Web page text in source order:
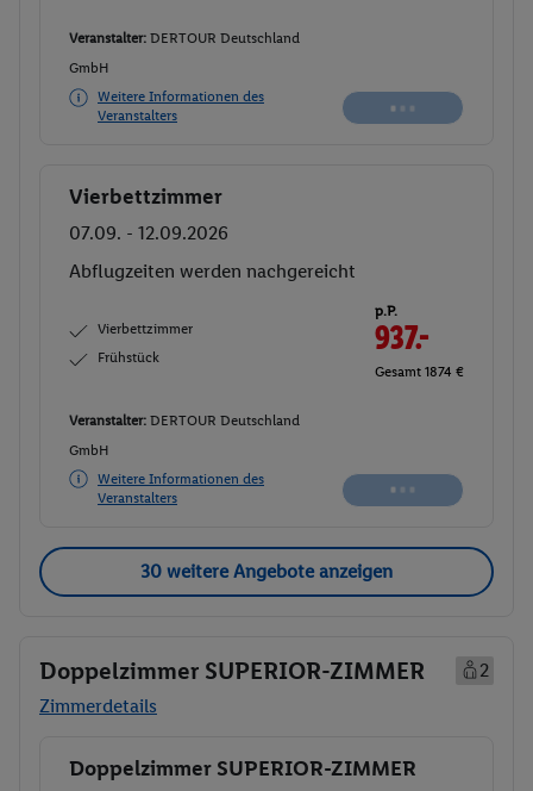
Veranstalter: DERTOUR Deutschland
GmbH
Weitere Informationen des
Veranstalters
Buchen
Vierbettzimmer
07.09. - 12.09.2026
Abflugzeiten werden nachgereicht
Vierbettzimmer
Frühstück
p.P.
937.-
Gesamt 1874 €
Veranstalter: DERTOUR Deutschland
GmbH
Weitere Informationen des
Veranstalters
30 weitere Angebote anzeigen
Doppelzimmer SUPERIOR-ZIMMER
2
Zimmerdetails
Buchen
Doppelzimmer SUPERIOR-ZIMMER